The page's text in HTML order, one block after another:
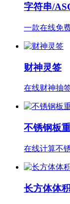
字符串/
一款在线免
财神灵签
在线财神抽
不锈钢板
在线计算不
长方体体